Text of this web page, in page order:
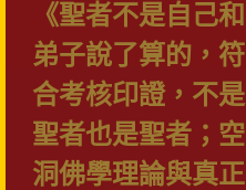
《聖者不是自己和
弟子說了算的，符
合考核印證，不是
聖者也是聖者；空
洞佛學理論與真正